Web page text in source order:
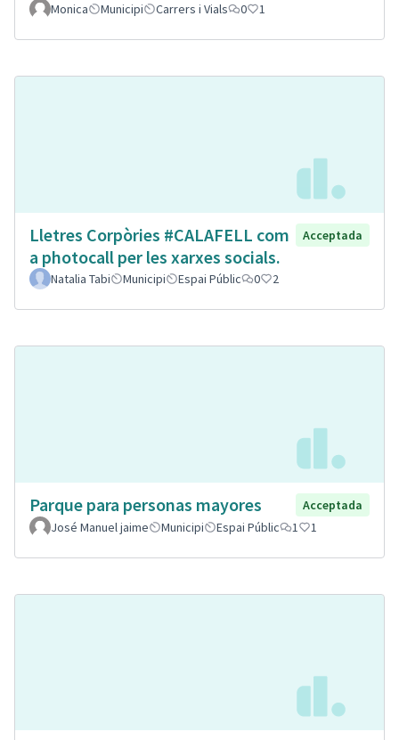
Monica Municipi Carrers i Vials 0 1
Lletres Corpòries #CALAFELL com
a photocall per les xarxes socials.
Acceptada
Natalia Tabi Municipi Espai Públic 0 2
Parque para personas mayores
Acceptada
José Manuel jaime
Municipi Espai Públic 1 1